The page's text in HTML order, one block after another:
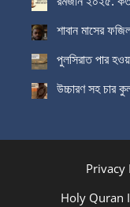
শাবান মাসের
পুলসিরাত পার
উচ্চারণ সহ চার
Privacy
Holy Quran